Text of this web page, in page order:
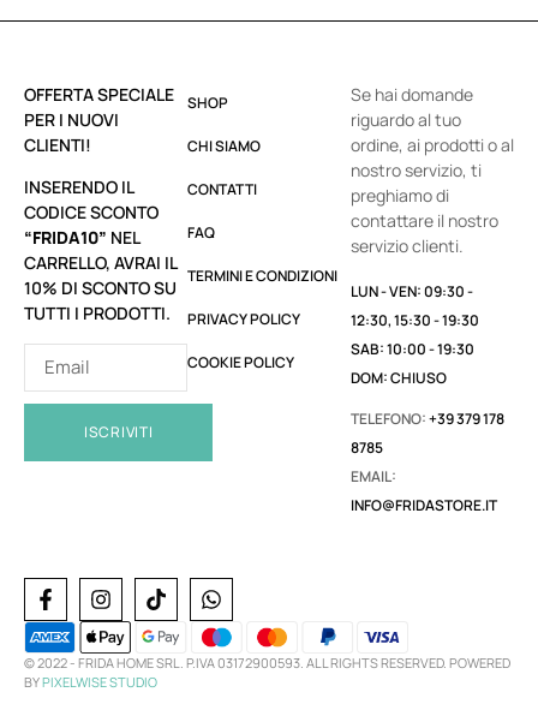
OFFERTA SPECIALE
PER I NUOVI
CLIENTI!
INSERENDO IL
CODICE SCONTO
“FRIDA10” NEL
CARRELLO, AVRAI IL
10% DI SCONTO SU
TUTTI I PRODOTTI.
ISCRIVITI
SHOP
CHI SIAMO
CONTATTI
FAQ
TERMINI E CONDIZIONI
PRIVACY POLICY
COOKIE POLICY
Se hai domande
riguardo al tuo
ordine, ai prodotti o al
nostro servizio, ti
preghiamo di
contattare il nostro
servizio clienti.
LUN - VEN: 09:30 -
12:30, 15:30 - 19:30
SAB: 10:00 - 19:30
DOM: CHIUSO
TELEFONO:+39 379 178
8785
EMAIL:
INFO@FRIDASTORE.IT
© 2022 - FRIDA HOME SRL. P.IVA 03172900593. ALL RIGHTS RESERVED. POWERED
BYPIXELWISE STUDIO